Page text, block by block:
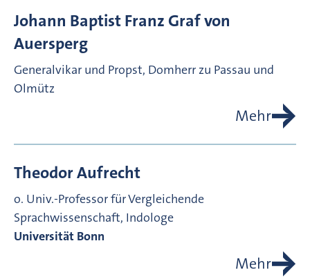
Johann Baptist Franz Graf von
Auersperg
Generalvikar und Propst, Domherr zu Passau und
Olmütz
Mehr
TheodorAufrecht
o. Univ.-Professor für Vergleichende
Sprachwissenschaft, Indologe
Universität Bonn
Mehr